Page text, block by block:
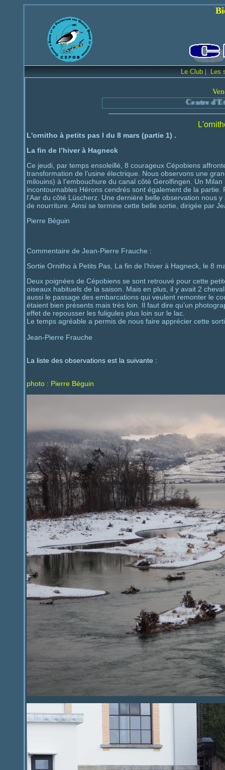
Bienvenue sur
Le Club | Les
Centre d'Etude
L'ornitho à petits pas I du 8 mars (partie 1) .
La fin de l’hiver à Hagneck
Ce jeudi, par temps ensoleillé, 8 courageux Cépobiens
transformation de l’usine électrique. Nous observons une
milouins) à l’embouchure du canal côté Gerolfingen. Un
incontournables Hérons cendrés sont également de la
l’Aar du côté Lüscherz. Une dernière belle observation nous
de nourriture. Ainsi se termine cette belle sortie, dirigée par
Pierre Béguin
Commentaire de Jean-Pierre Frauche :
Sortie Ornitho à Petits Pas, La fin de l’hiver à Hagneck, le 8
Deux poignées de Cépobiens se sont retrouvé pour cette
oiseaux habituels de la saison. Mais en plus, il y avait 2
aussi le passage des embarcations qui veulent remonter le
étaient bien présents mais très loin. Il faut dire qu’un
effet de repousser les fuligules plus loin sur le lac.
Le temps agréable a permis de nous faire apprécier cette
Jean-Pierre Frauche
La liste des observations est la suivante :
photo : Pierre Béguin